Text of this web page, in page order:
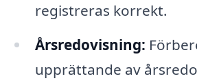
registreras korrekt.
Årsredovisning:
upprättande av